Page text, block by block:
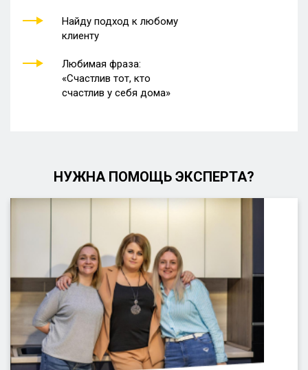
Найду подход к любому
клиенту
Любимая фраза:
«Счастлив тот, кто
счастлив у себя дома»
НУЖНА ПОМОЩЬ ЭКСПЕРТА?